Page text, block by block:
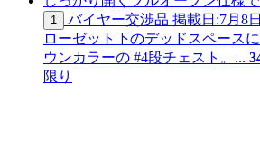
1 バイヤー交渉品 掲載日:7月8日
ローゼット下のデッドスペース
ウンカラーの #4段チェスト。...
限り